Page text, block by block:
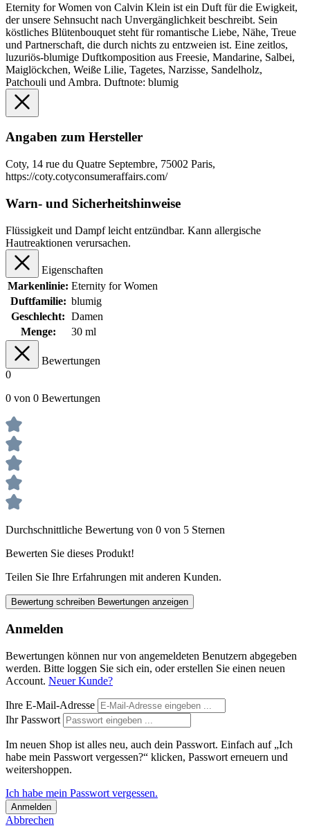
Eternity for Women von Calvin Klein ist ein Duft für die Ewigkeit,
der unsere Sehnsucht nach Unvergänglichkeit beschreibt. Sein
köstliches Blütenbouquet steht für romantische Liebe, Nähe, Treue
und Partnerschaft, die durch nichts zu entzweien ist. Eine zeitlos,
luzuriös-blumige Duftkomposition aus Freesie, Mandarine, Salbei,
Maiglöckchen, Weiße Lilie, Tagetes, Narzisse, Sandelholz,
Patchouli und Ambra. Duftnote: blumig
Angaben zum Hersteller
Coty, 14 rue du Quatre Septembre, 75002 Paris,
https://coty.cotyconsumeraffairs.com/
Warn- und Sicherheitshinweise
Flüssigkeit und Dampf leicht entzündbar. Kann allergische
Hautreaktionen verursachen.
Eigenschaften
Markenlinie: Eternity for Women
Duftfamilie: blumig
Geschlecht: Damen
Menge:
30 ml
Bewertungen
0
0 von 0 Bewertungen
Durchschnittliche Bewertung von 0 von 5 Sternen
Bewerten Sie dieses Produkt!
Teilen Sie Ihre Erfahrungen mit anderen Kunden.
Bewertung schreiben Bewertungen anzeigen
Anmelden
Bewertungen können nur von angemeldeten Benutzern abgegeben
werden. Bitte loggen Sie sich ein, oder erstellen Sie einen neuen
Account. Neuer Kunde?
Ihre E-Mail-Adresse
Ihr Passwort
Im neuen Shop ist alles neu, auch dein Passwort. Einfach auf „Ich
habe mein Passwort vergessen?“ klicken, Passwort erneuern und
weitershoppen.
Ich habe mein Passwort vergessen.
Anmelden
Abbrechen